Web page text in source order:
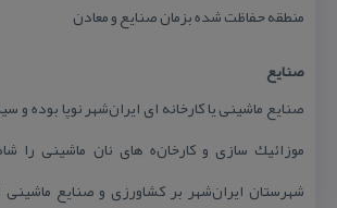
منطقه حفاظت شده بزمان صنایع و معادن
صنایع
صنایع ماشینی یا كارخانه ای ایران‌شهر نوپا بوده و
موزائیك سازی و كارخان‌ه های نان ماشینی را
شهرستان ایران‌شهر بر كشاورزی و صنایع